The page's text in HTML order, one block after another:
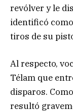
revólver y le
identificó
tiros de su
Al respecto,
Télam que
disparos.
resultó